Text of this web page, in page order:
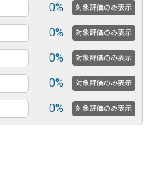
0% 対象評価のみ表示
0% 対象評価のみ表示
0% 対象評価のみ表示
0% 対象評価のみ表示
0% 対象評価のみ表示